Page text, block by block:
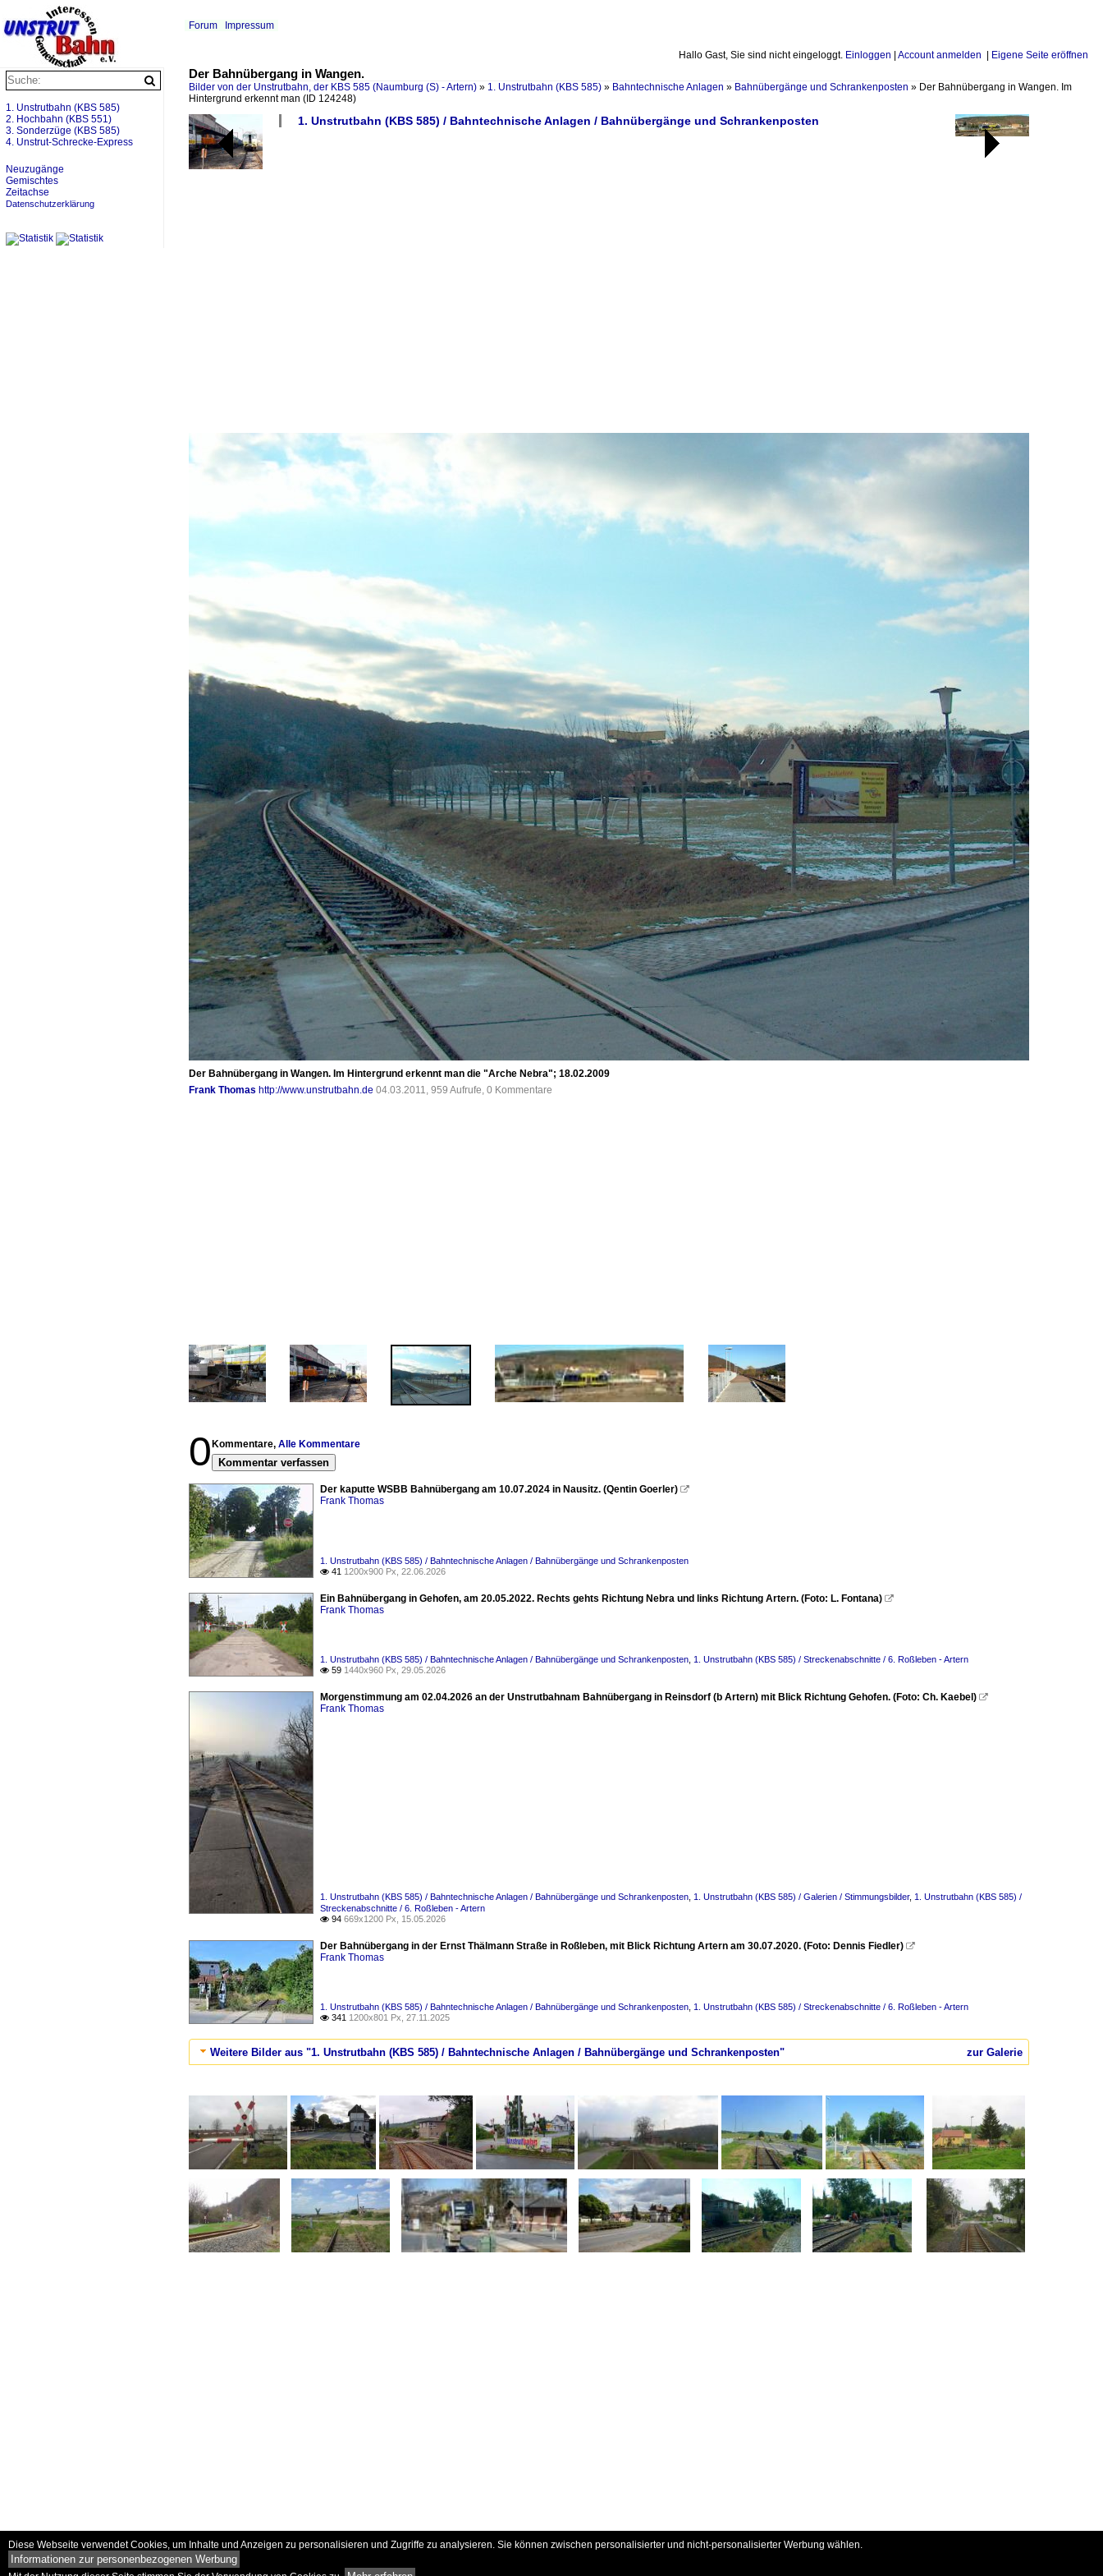
Hallo Gast, Sie sind nicht eingeloggt. Einloggen Account anmelden Eigene Seite eröffnen
Forum Impressum
Der Bahnübergang in Wangen.
Bilder von der Unstrutbahn, der KBS 585 (Naumburg (S) - Artern) » 1. Unstrutbahn (KBS 585) » Bahntechnische Anlagen » Bahnübergänge und Schrankenposten » Der Bahnübergang in Wangen. Im
Hintergrund erkennt man (ID 124248)
1. Unstrutbahn (KBS 585) / Bahntechnische Anlagen / Bahnübergänge und Schrankenposten
Der Bahnübergang in Wangen. Im Hintergrund erkennt man die "Arche Nebra"; 18.02.2009
Frank Thomas http://www.unstrutbahn.de 04.03.2011, 959 Aufrufe, 0 Kommentare
0 Kommentare, Alle Kommentare
Kommentar verfassen
Der kaputte WSBB Bahnübergang am 10.07.2024 in Nausitz. (Qentin Goerler) 
Frank Thomas
1. Unstrutbahn (KBS 585) / Bahntechnische Anlagen / Bahnübergänge und Schrankenposten
 41 1200x900 Px, 22.06.2026
Ein Bahnübergang in Gehofen, am 20.05.2022. Rechts gehts Richtung Nebra und links Richtung Artern. (Foto: L. Fontana) 
Frank Thomas
1. Unstrutbahn (KBS 585) / Bahntechnische Anlagen / Bahnübergänge und Schrankenposten 1. Unstrutbahn (KBS 585) / Streckenabschnitte / 6. Roßleben - Artern
 59 1440x960 Px, 29.05.2026
Morgenstimmung am 02.04.2026 an der Unstrutbahnam Bahnübergang in Reinsdorf (b Artern) mit Blick Richtung Gehofen. (Foto: Ch. Kaebel) 
Frank Thomas
1. Unstrutbahn (KBS 585) / Bahntechnische Anlagen / Bahnübergänge und Schrankenposten 1. Unstrutbahn (KBS 585) / Galerien / Stimmungsbilder, 1. Unstrutbahn (KBS 585) /
Streckenabschnitte / 6. Roßleben - Artern
 94 669x1200 Px, 15.05.2026
Der Bahnübergang in der Ernst Thälmann Straße in Roßleben, mit Blick Richtung Artern am 30.07.2020. (Foto: Dennis Fiedler) 
Frank Thomas
1. Unstrutbahn (KBS 585) / Bahntechnische Anlagen / Bahnübergänge und Schrankenposten 1. Unstrutbahn (KBS 585) / Streckenabschnitte / 6. Roßleben - Artern
 341 1200x801 Px, 27.11.2025
zur Galerie
Weitere Bilder aus "1. Unstrutbahn (KBS 585) / Bahntechnische Anlagen / Bahnübergänge und Schrankenposten"
1. Unstrutbahn (KBS 585)
2. Hochbahn (KBS 551)
3. Sonderzüge (KBS 585)
4. Unstrut-Schrecke-Express
Neuzugänge
Gemischtes
Zeitachse
Datenschutzerklärung
Diese Webseite verwendet Cookies, um Inhalte und Anzeigen zu personalisieren und Zugriffe zu analysieren. Sie können zwischen personalisierter und nicht-personalisierter Werbung wählen.
Informationen zur personenbezogenen Werbung